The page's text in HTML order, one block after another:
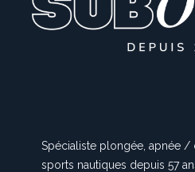
Spécialiste plongée, apnée /
sports nautiques depuis 57